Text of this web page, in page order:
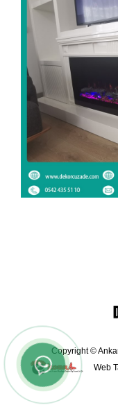
Copyright ©
Web